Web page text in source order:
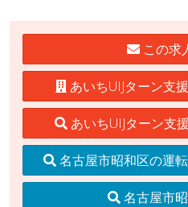
この求
あいちUIJターン支
あいちUIJターン支
名古屋市昭和区の運
名古屋市